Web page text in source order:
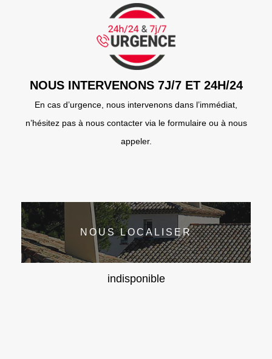
NOUS INTERVENONS 7J/7 ET 24H/24
En cas d’urgence, nous intervenons dans l’immédiat,
n’hésitez pas à nous contacter via le formulaire ou à nous
appeler.
NOUS LOCALISER
indisponible